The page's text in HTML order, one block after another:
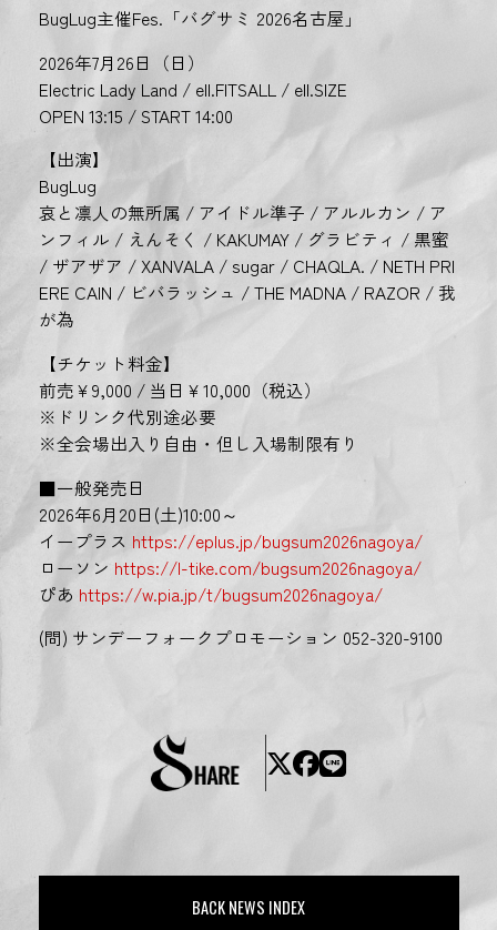
BugLug主催Fes.「バグサミ 2026名古屋」
2026年7月26日（日）
Electric Lady Land / ell.FITSALL / ell.SIZE
OPEN 13:15 / START 14:00
【出演】
BugLug
哀と凛人の無所属 / アイドル準子 / アルルカン / ア
ンフィル / えんそく / KAKUMAY / グラビティ / 黒蜜
/ ザアザア / XANVALA / sugar / CHAQLA. / NETH PRI
ERE CAIN / ビバラッシュ / THE MADNA / RAZOR / 我
が為
【チケット料金】
前売￥9,000 / 当日￥10,000（税込）
※ドリンク代別途必要
※全会場出入り自由・但し入場制限有り
■一般発売日
2026年6月20日(土)10:00～
イープラス https://eplus.jp/bugsum2026nagoya/
ローソン https://l-tike.com/bugsum2026nagoya/
ぴあ https://w.pia.jp/t/bugsum2026nagoya/
(問) サンデーフォークプロモーション 052-320-9100
BACK NEWS INDEX